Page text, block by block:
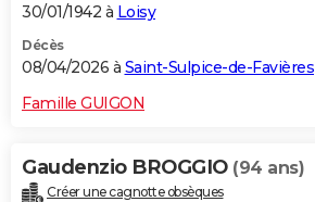
GUIDES D'ACHAT
BONS PLANS
CARTE DE VOEUX
Dictionnaire
Biographies
Citations
Expressions
Proverbes
PROGRAMME TV
30/01/1942 à Loisy
Décès
08/04/2026 à Saint-Sulpice-de-Favières
Famille GUIGON
Gaudenzio BROGGIO (94 ans)
Créer une cagnotte obsèques